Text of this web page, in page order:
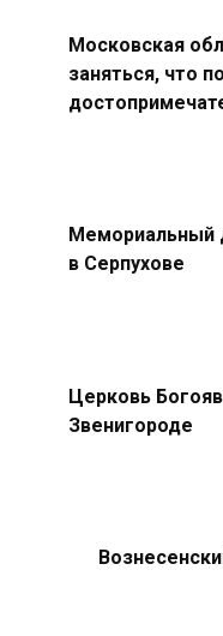
Московская
заняться, что
Мемориальный
в Серпухове
Церковь
Звенигороде